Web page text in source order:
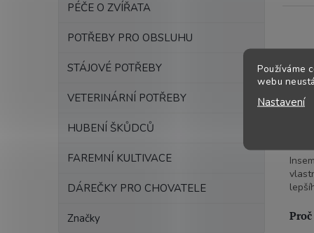
Používáme
webu
Nastavení
PÉČE O ZVÍŘATA
POTŘEBY PRO OBSLUHU
STÁJOVÉ POTŘEBY
VETERINÁRNÍ POTŘEBY
HUBENÍ ŠKŮDCŮ
FAREMNÍ KULTIVACE
DÁREČKY PRO CHOVATELE
Značky